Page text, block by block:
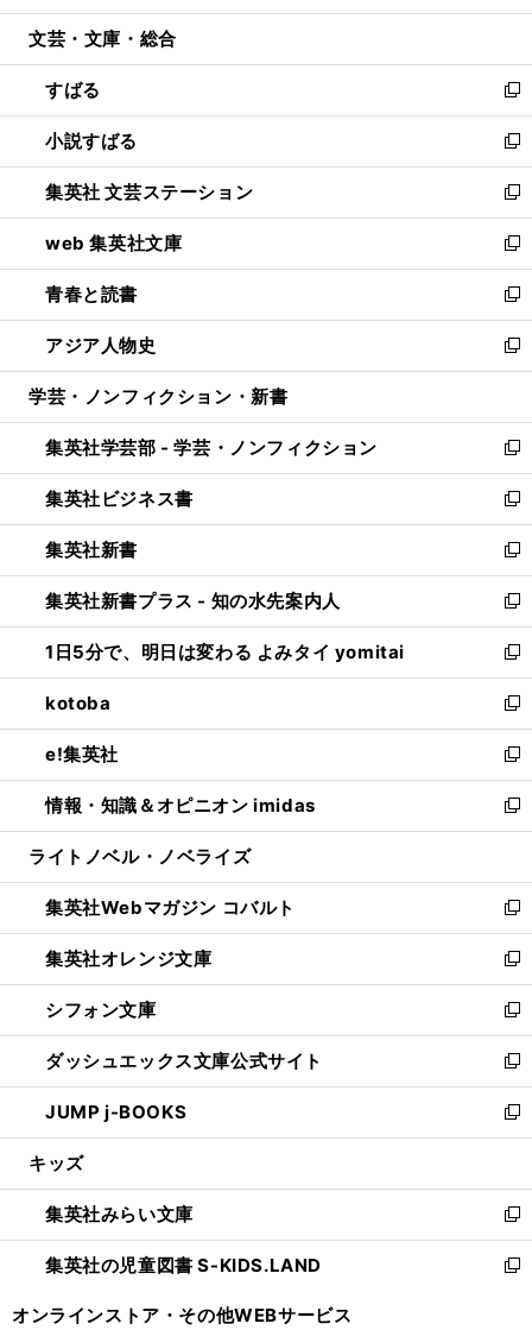
開
ウ
開
く
ン
ウ
で
開
く
ウ
ン
ド
ウ
で
開
く
文芸・文庫・総合
すばる
新
し
い
ウ
ィ
ン
ド
ウ
で
開
く
小説すばる
新
し
い
ウ
ィ
ン
ド
ウ
で
開
集英社 文芸ステーション
新
し
い
ウ
ィ
ン
ド
ウ
開
く
web 集英社文庫
新
し
い
ウ
ィ
ン
ウ
で
開
く
青春と読書
新
し
い
ウ
ン
ド
ウ
で
開
く
アジア人物史
新
し
ウ
ィ
ン
ド
ウ
で
開
く
学芸・ノンフィクション・新書
集英社学芸部 - 学芸・ノンフィクション
新
し
い
ウ
ィ
ン
ド
ウ
で
開
く
集英社ビジネス書
新
し
い
ウ
ィ
ン
ド
ウ
で
開
く
集英社新書
新
し
い
ウ
ィ
ン
ド
ウ
で
開
く
集英社新書プラス - 知の水先案内人
新
し
い
ウ
ィ
ン
ド
ウ
で
開
1日5分で、明日は変わる よみタイ yomitai
新
し
い
ウ
ィ
ン
ド
ウ
開
く
kotoba
新
し
い
ウ
ィ
ン
ウ
で
開
く
e!集英社
新
し
い
ウ
ン
ド
ウ
で
開
く
情報・知識＆オピニオン imidas
新
し
ウ
ィ
ン
ド
ウ
で
開
く
ライトノベル・ノベライズ
集英社Webマガジン コバルト
新
し
い
ウ
ィ
ン
ド
ウ
で
開
集英社オレンジ文庫
新
し
い
ウ
ィ
ン
ド
ウ
開
く
シフォン文庫
新
し
い
ウ
ィ
ン
ウ
で
開
く
ダッシュエックス文庫公式サイト
新
し
い
ウ
ン
ド
ウ
で
JUMP j-BOOKS
新
し
ウ
ィ
ン
ド
キッズ
集英社みらい文庫
新
し
い
集英社の児童図書 S-KIDS.LAND
新
オンラインストア・ その他WEBサービス